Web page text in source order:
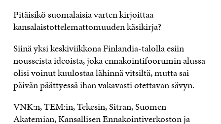
Pitäisikö suomalaisia varten kirjoittaa
kansalaistottelemattomuuden käsikirja?
Siinä yksi keskiviikkona Finlandia-talolla esiin
nousseista ideoista, joka ennakointifoorumin alussa
olisi voinut kuulostaa lähinnä vitsiltä, mutta sai
päivän päättyessä ihan vakavasti otettavan sävyn.
VNK:n, TEM:in, Tekesin, Sitran, Suomen
Akatemian, Kansallisen Ennakointiverkoston ja